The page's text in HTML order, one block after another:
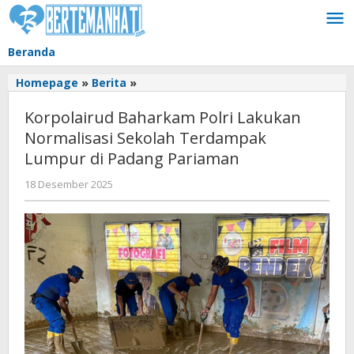
Lewati
ke
Beranda
Homepage » Berita »Korpolairud
Polri
Lakukan
Normalisasi
Sekolah
Lumpur
di
Padang
Pariaman
Korpolairud Baharkam Polri Lakukan
Normalisasi Sekolah Terdampak
Lumpur di Padang Pariaman
18 Desember 2025
BangAdmin